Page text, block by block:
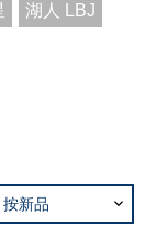
湖人 LBJ
按新品